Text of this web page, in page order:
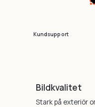
Kundsupport
Bildkvalitet
Stark på exteriör